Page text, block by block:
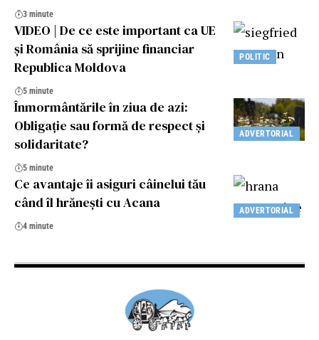
3 minute
POLITIC
VIDEO | De ce este important ca UE
și România să sprijine financiar
Republica Moldova
5 minute
ADVERTORIAL
Înmormântările în ziua de azi:
Obligație sau formă de respect și
solidaritate?
5 minute
ADVERTORIAL
Ce avantaje îi asiguri câinelui tău
când îl hrănești cu Acana
4 minute